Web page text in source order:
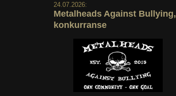
24.07.2026:
Metalheads Against Bullying,
konkurranse